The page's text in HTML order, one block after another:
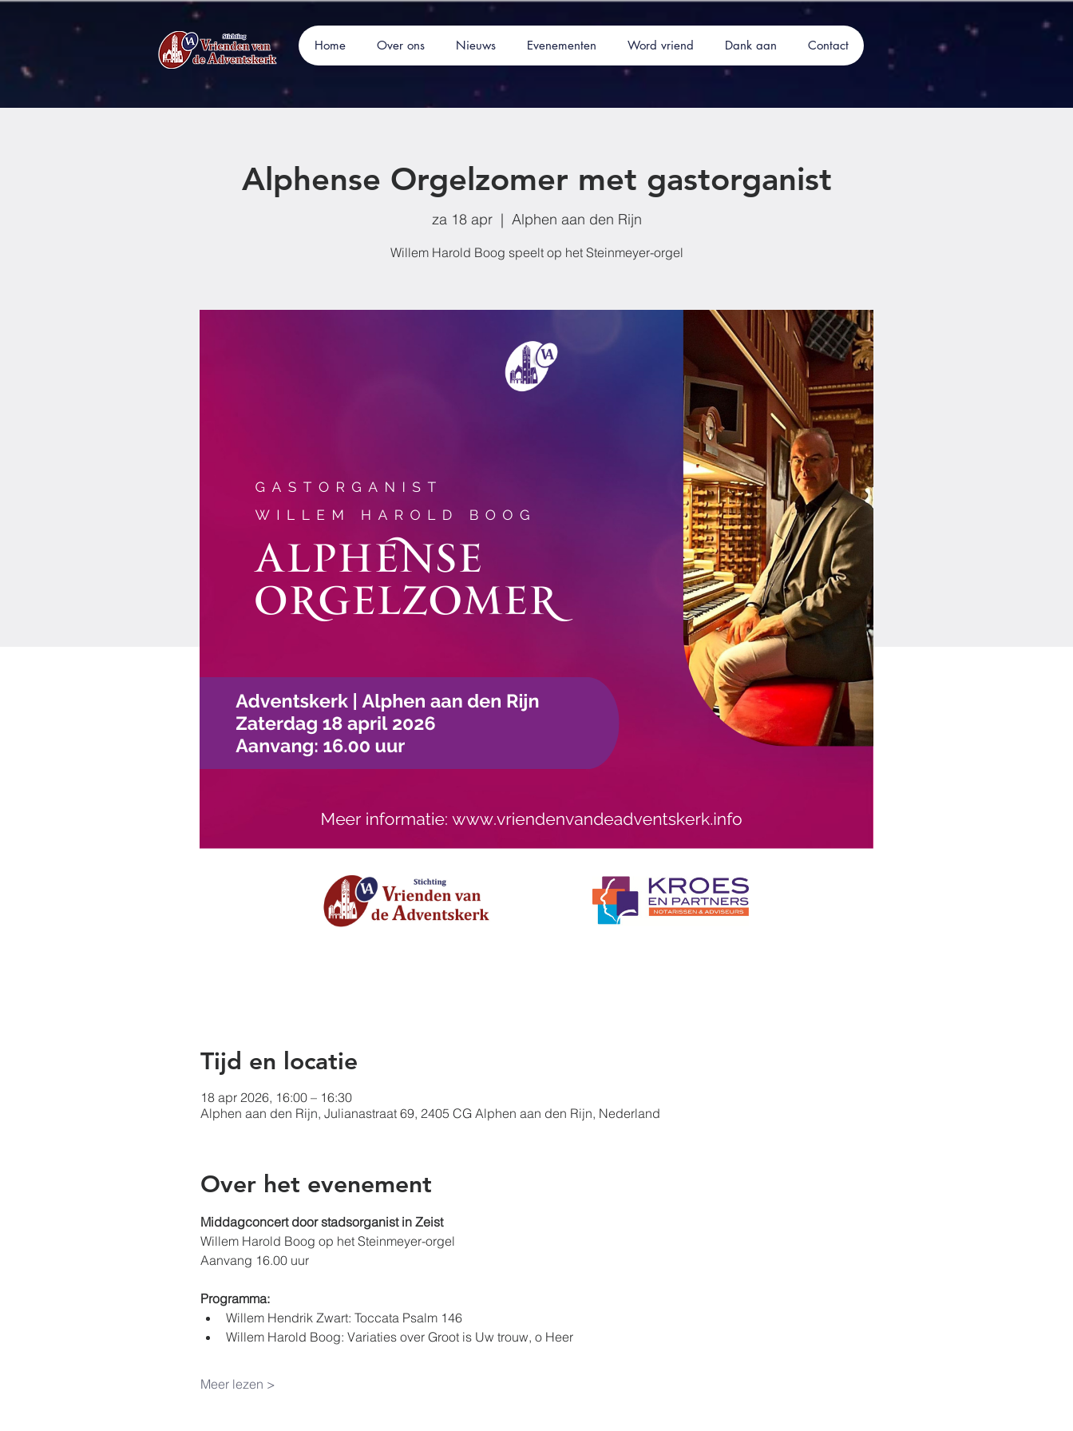
Home Over ons Nieuws Evenementen Word vriend Dank aan Contact
Alphense Orgelzomer met gastorganist
za 18 apr
  |
Alphen aan den Rijn
Willem Harold Boog speelt op het Steinmeyer-orgel
Tijd en locatie
18 apr 2026, 16:00 – 16:30
Alphen aan den Rijn, Julianastraat 69, 2405 CG Alphen aan den Rijn, Nederland
Over het evenement
Middagconcert door stadsorganist in Zeist
Willem Harold Boog op het Steinmeyer-orgel
Aanvang 16.00 uur
Programma:
Willem Hendrik Zwart: Toccata Psalm 146​
Willem Harold Boog​: Variaties over Groot is Uw trouw, o Heer​
Meer lezen >